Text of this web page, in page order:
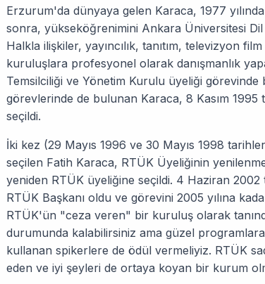
Erzurum'da dünyaya gelen Karaca, 1977
sonra, yükseköğrenimini Ankara Üniversitesi
Halkla ilişkiler, yayıncılık, tanıtım, televizyon
kuruluşlara profesyonel olarak danışmanlık
Temsilciliği ve Yönetim Kurulu üyeliği
görevlerinde de bulunan Karaca, 8 Kasım
seçildi.
İki kez (29 Mayıs 1996 ve 30 Mayıs 1998
seçilen Fatih Karaca, RTÜK Üyeliğinin
yeniden RTÜK üyeliğine seçildi. 4 Haziran
RTÜK Başkanı oldu ve görevini 2005 yılına
RTÜK'ün "ceza veren" bir kuruluş olarak
durumunda kalabilirsiniz ama güzel
kullanan spikerlere de ödül vermeliyiz. RTÜK
eden ve iyi şeyleri de ortaya koyan bir kurum